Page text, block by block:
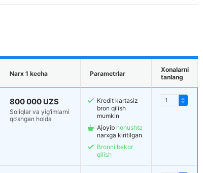
Narx 1 kecha Parametrlar
Xonalarni
tanlang
800 000 UZS
Soliqlar va yig‘imlarni
qo‘shgan holda
Kredit kartasiz
bron qilish
mumkin
Ajoyib nonushta
narxga kiritilgan
Bronni bekor
qilish